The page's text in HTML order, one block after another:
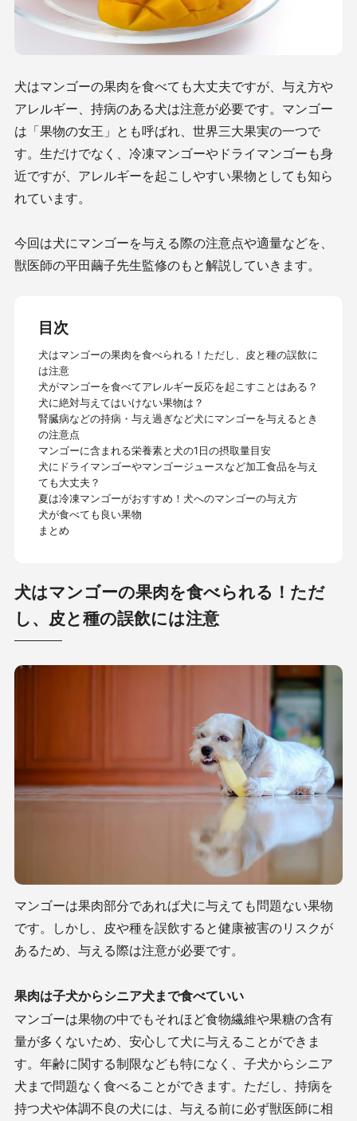
犬はマンゴーの果肉を食べても大丈夫ですが、与え方や
アレルギー、持病のある犬は注意が必要です。マンゴー
は「果物の女王」とも呼ばれ、世界三大果実の一つで
す。生だけでなく、冷凍マンゴーやドライマンゴーも身
近ですが、アレルギーを起こしやすい果物としても知ら
れています。
今回は犬にマンゴーを与える際の注意点や適量などを、
獣医師の平田繭子先生監修のもと解説していきます。
目次
犬はマンゴーの果肉を食べられる！ただし、皮と種の誤飲に
は注意
犬がマンゴーを食べてアレルギー反応を起こすことはある？
犬に絶対与えてはいけない果物は？
腎臓病などの持病・与え過ぎなど犬にマンゴーを与えるとき
の注意点
マンゴーに含まれる栄養素と犬の1日の摂取量目安
犬にドライマンゴーやマンゴージュースなど加工食品を与え
ても大丈夫？
夏は冷凍マンゴーがおすすめ！犬へのマンゴーの与え方
犬が食べても良い果物
まとめ
犬はマンゴーの果肉を食べられる！ただ
し、皮と種の誤飲には注意
マンゴーは果肉部分であれば犬に与えても問題ない果物
です。しかし、皮や種を誤飲すると健康被害のリスクが
あるため、与える際は注意が必要です。
果肉は子犬からシニア犬まで食べていい
マンゴーは果物の中でもそれほど食物繊維や果糖の含有
量が多くないため、安心して犬に与えることができま
す。年齢に関する制限なども特になく、子犬からシニア
犬まで問題なく食べることができます。ただし、持病を
持つ犬や体調不良の犬には、与える前に必ず獣医師に相